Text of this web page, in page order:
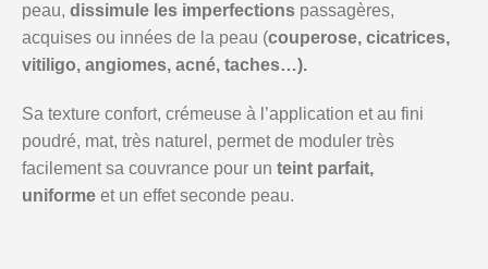
peau, dissimule les imperfections passagères,
acquises ou innées de la peau (couperose, cicatrices,
vitiligo, angiomes, acné, taches…).
Sa texture confort, crémeuse à l’application et au fini
poudré, mat, très naturel, permet de moduler très
facilement sa couvrance pour un teint parfait,
uniforme et un effet seconde peau.